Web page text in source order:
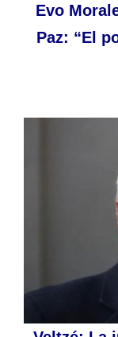
Evo
Paz: “El